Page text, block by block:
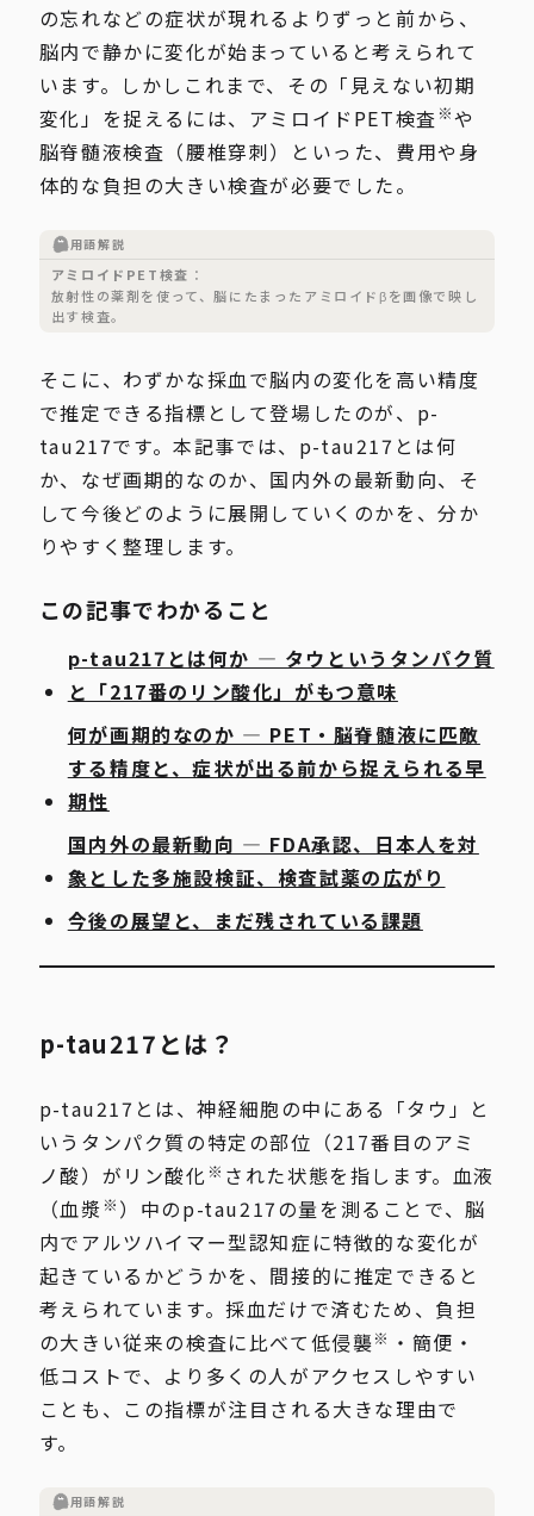
の忘れなどの症状が現れるよりずっと前から、
脳内で静かに変化が始まっていると考えられて
います。しかしこれまで、その「見えない初期
変化」を捉えるには、アミロイドPET検査 ※や
脳脊髄液検査（腰椎穿刺）といった、費用や身
体的な負担の大きい検査が必要でした。
用語解説
アミロイドPET検査
放射性の薬剤を使って、脳にたまったアミロイドβを画像で映し
出す検査。
そこに、わずかな採血で脳内の変化を高い精度
で推定できる指標として登場したのが、p-
tau217です。本記事では、p-tau217とは何
か、なぜ画期的なのか、国内外の最新動向、そ
して今後どのように展開していくのかを、分か
りやすく整理します。
この記事でわかること
p-tau217とは何か ― タウというタンパク質
と「217番のリン酸化」がもつ意味
何が画期的なのか ― PET・脳脊髄液に匹敵
する精度と、症状が出る前から捉えられる早
期性
国内外の最新動向 ― FDA承認、日本人を対
象とした多施設検証、検査試薬の広がり
今後の展望と、まだ残されている課題
p-tau217とは？
p-tau217とは、神経細胞の中にある「タウ」と
いうタンパク質の特定の部位（217番目のアミ
ノ酸）がリン酸化 ※ された状態を指します。血液
（血漿 ※ ）中のp-tau217の量を測ることで、脳
内でアルツハイマー型認知症に特徴的な変化が
起きているかどうかを、間接的に推定できると
考えられています。採血だけで済むため、負担
の大きい従来の検査に比べて低侵襲※ ・簡便・
低コストで、より多くの人がアクセスしやすい
ことも、この指標が注目される大きな理由で
す。
用語解説